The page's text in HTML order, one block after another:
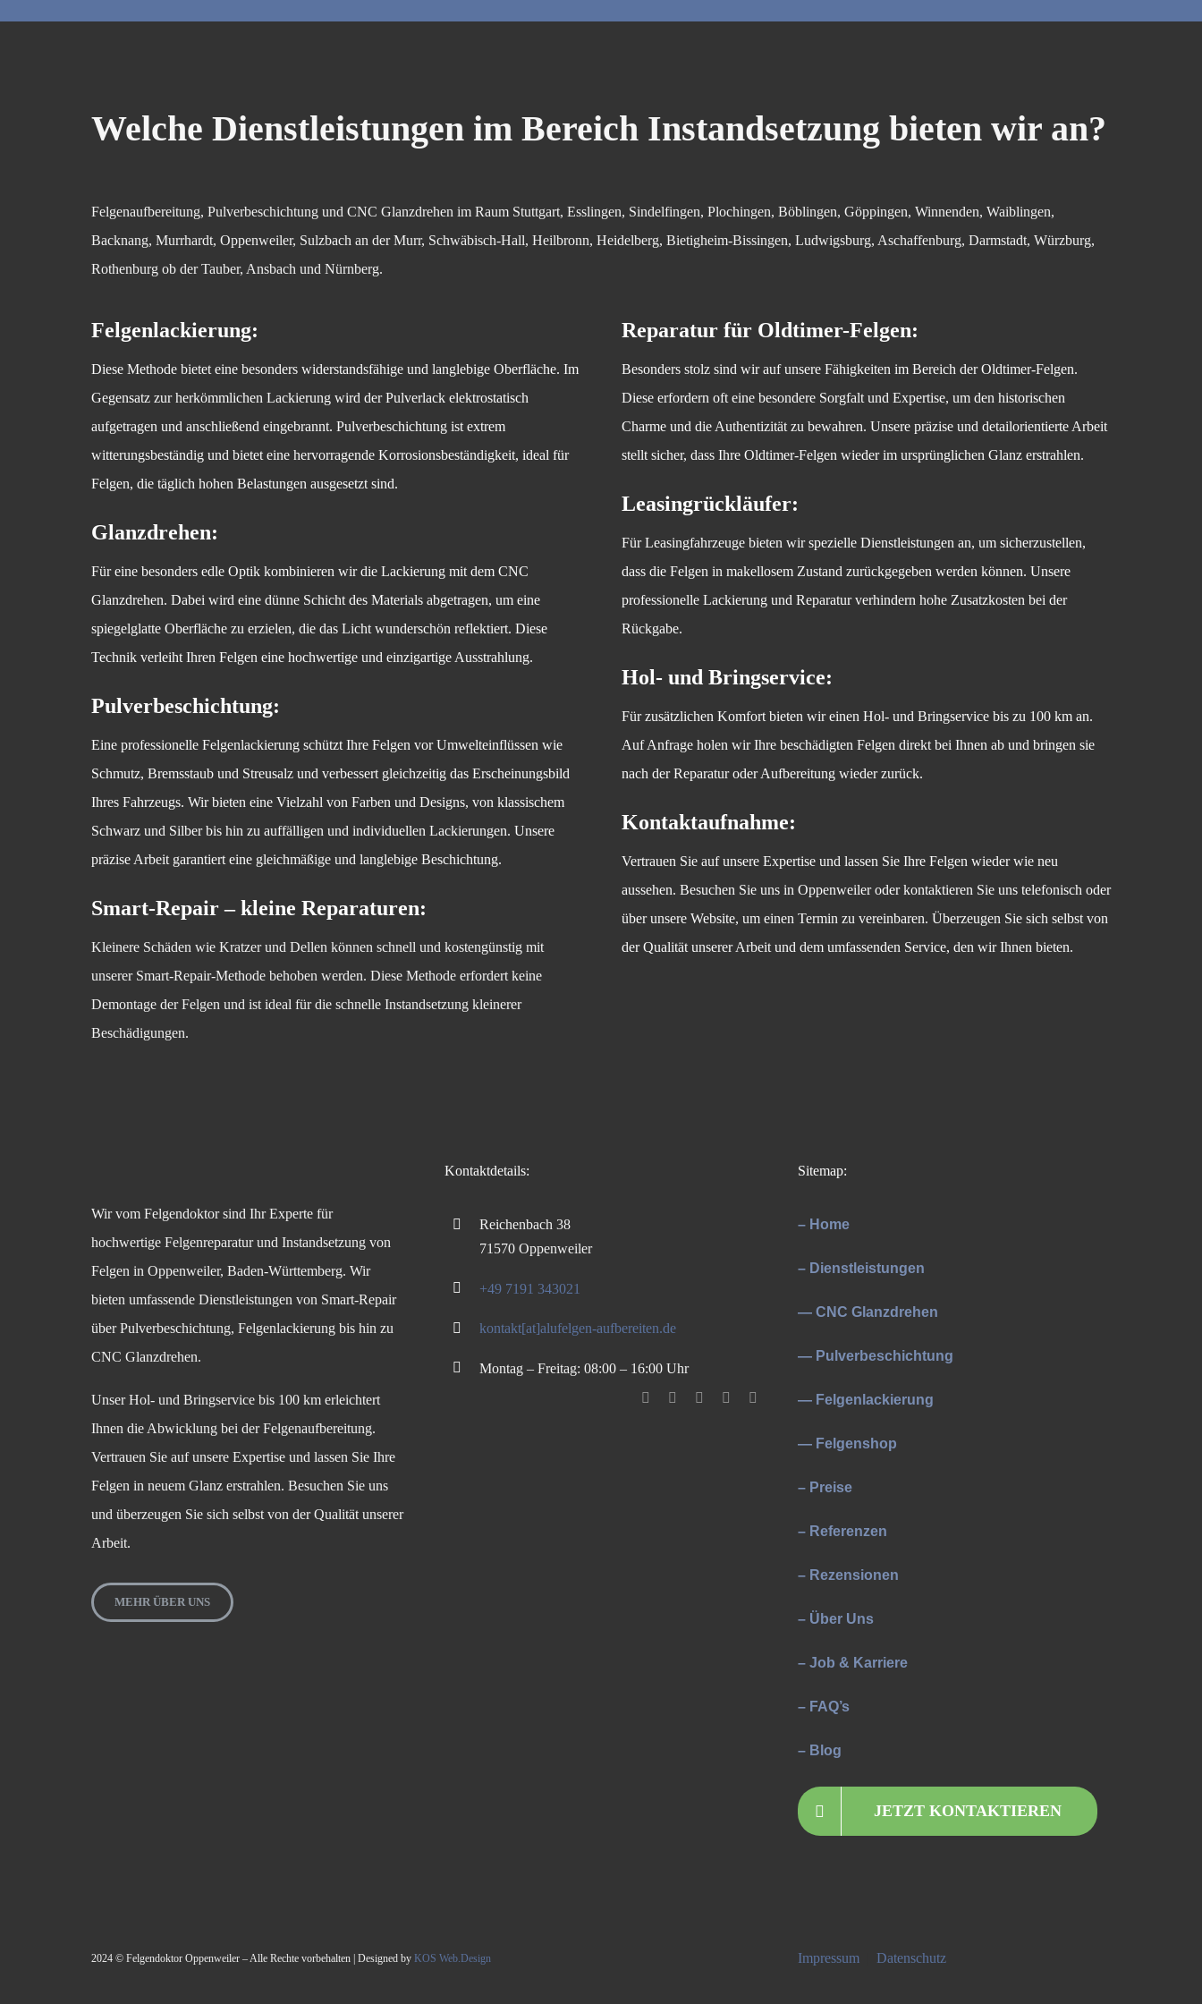
Welche Dienstleistungen im Bereich Instandsetzung bieten wir an?
Felgenaufbereitung, Pulverbeschichtung und CNC Glanzdrehen im Raum Stuttgart, Esslingen, Sindelfingen, Plochingen, Böblingen, Göppingen, Winnenden, Waiblingen,
Backnang, Murrhardt, Oppenweiler, Sulzbach an der Murr, Schwäbisch-Hall, Heilbronn, Heidelberg, Bietigheim-Bissingen, Ludwigsburg, Aschaffenburg, Darmstadt, Würzburg,
Rothenburg ob der Tauber, Ansbach und Nürnberg.
Felgenlackierung:
Diese Methode bietet eine besonders widerstandsfähige und langlebige Oberfläche. Im
Gegensatz zur herkömmlichen Lackierung wird der Pulverlack elektrostatisch
aufgetragen und anschließend eingebrannt. Pulverbeschichtung ist extrem
witterungsbeständig und bietet eine hervorragende Korrosionsbeständigkeit, ideal für
Felgen, die täglich hohen Belastungen ausgesetzt sind.
Glanzdrehen:
Für eine besonders edle Optik kombinieren wir die Lackierung mit dem CNC
Glanzdrehen. Dabei wird eine dünne Schicht des Materials abgetragen, um eine
spiegelglatte Oberfläche zu erzielen, die das Licht wunderschön reflektiert. Diese
Technik verleiht Ihren Felgen eine hochwertige und einzigartige Ausstrahlung.
Pulverbeschichtung:
Eine professionelle Felgenlackierung schützt Ihre Felgen vor Umwelteinflüssen wie
Schmutz, Bremsstaub und Streusalz und verbessert gleichzeitig das Erscheinungsbild
Ihres Fahrzeugs. Wir bieten eine Vielzahl von Farben und Designs, von klassischem
Schwarz und Silber bis hin zu auffälligen und individuellen Lackierungen. Unsere
präzise Arbeit garantiert eine gleichmäßige und langlebige Beschichtung.
Smart-Repair – kleine Reparaturen:
Kleinere Schäden wie Kratzer und Dellen können schnell und kostengünstig mit
unserer Smart-Repair-Methode behoben werden. Diese Methode erfordert keine
Demontage der Felgen und ist ideal für die schnelle Instandsetzung kleinerer
Beschädigungen.
Reparatur für Oldtimer-Felgen:
Besonders stolz sind wir auf unsere Fähigkeiten im Bereich der Oldtimer-Felgen.
Diese erfordern oft eine besondere Sorgfalt und Expertise, um den historischen
Charme und die Authentizität zu bewahren. Unsere präzise und detailorientierte Arbeit
stellt sicher, dass Ihre Oldtimer-Felgen wieder im ursprünglichen Glanz erstrahlen.
Leasingrückläufer:
Für Leasingfahrzeuge bieten wir spezielle Dienstleistungen an, um sicherzustellen,
dass die Felgen in makellosem Zustand zurückgegeben werden können. Unsere
professionelle Lackierung und Reparatur verhindern hohe Zusatzkosten bei der
Rückgabe.
Hol- und Bringservice:
Für zusätzlichen Komfort bieten wir einen Hol- und Bringservice bis zu 100 km an.
Auf Anfrage holen wir Ihre beschädigten Felgen direkt bei Ihnen ab und bringen sie
nach der Reparatur oder Aufbereitung wieder zurück.
Kontaktaufnahme:
Vertrauen Sie auf unsere Expertise und lassen Sie Ihre Felgen wieder wie neu
aussehen. Besuchen Sie uns in Oppenweiler oder kontaktieren Sie uns telefonisch oder
über unsere Website, um einen Termin zu vereinbaren. Überzeugen Sie sich selbst von
der Qualität unserer Arbeit und dem umfassenden Service, den wir Ihnen bieten.
Wir vom Felgendoktor sind Ihr Experte für
hochwertige Felgenreparatur und Instandsetzung von
Felgen in Oppenweiler, Baden-Württemberg. Wir
bieten umfassende Dienstleistungen von Smart-Repair
über Pulverbeschichtung, Felgenlackierung bis hin zu
CNC Glanzdrehen.
Unser Hol- und Bringservice bis 100 km erleichtert
Ihnen die Abwicklung bei der Felgenaufbereitung.
Vertrauen Sie auf unsere Expertise und lassen Sie Ihre
Felgen in neuem Glanz erstrahlen. Besuchen Sie uns
und überzeugen Sie sich selbst von der Qualität unserer
Arbeit.
MEHR ÜBER UNS
Kontaktdetails:
Reichenbach 38
71570 Oppenweiler
+49 7191 343021
kontakt[at]alufelgen-aufbereiten.de
Montag – Freitag: 08:00 – 16:00 Uhr
Sitemap:
– Home
– Dienstleistungen
— CNC Glanzdrehen
— Pulverbeschichtung
— Felgenlackierung
— Felgenshop
– Preise
– Referenzen
– Rezensionen
– Über Uns
– Job & Karriere
– FAQ’s
– Blog
JETZT KONTAKTIEREN
2024 © Felgendoktor Oppenweiler – Alle Rechte vorbehalten | Designed by KOS Web.Design Impressum |Datenschutz